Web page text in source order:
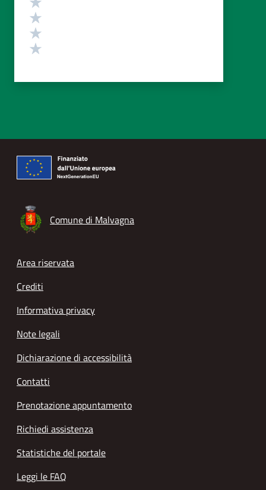
Comune di Malvagna
Footer menu
Area riservata
Crediti
Informativa privacy
Note legali
Dichiarazione di accessibilità
Contatti
Prenotazione appuntamento
Richiedi assistenza
Statistiche del portale
Leggi le FAQ